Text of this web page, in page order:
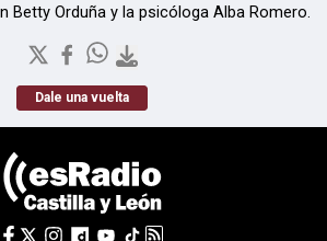
Betty Orduña y la psicóloga Alba Romero.
Dale una vuelta